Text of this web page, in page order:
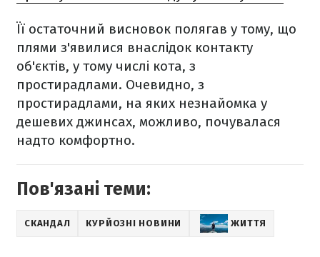
Її остаточний висновок полягав у тому, що
плями з'явилися внаслідок контакту
об'єктів, у тому числі кота, з
простирадлами. Очевидно, з
простирадлами, на яких незнайомка у
дешевих джинсах, можливо, почувалася
надто комфортно.
Пов'язані теми:
СКАНДАЛ КУРЙОЗНІ НОВИНИ ЖИТТЯ